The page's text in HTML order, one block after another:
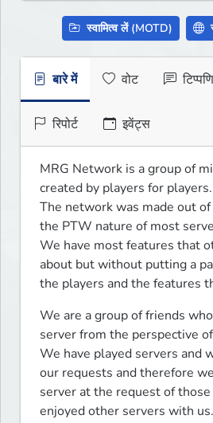
स्वामित्व लें (MOTD)
बारे में वोट
रिपोर्ट इवेंट्स
MRG Network is a group of
created by players for players.
The network was made out
the PTW nature of most
We have most features that
about but without putting a
the players and the features
We are a group of friends
server from the perspective
We have played servers and
our requests and therefore
server at the request of
enjoyed other servers with us.